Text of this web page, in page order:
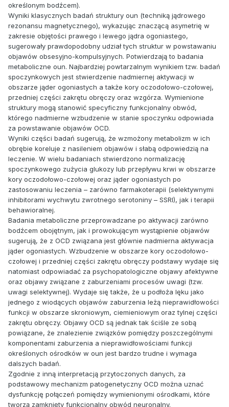
określonym bodźcem).
Wyniki klasycznych badań struktury oun (techniką jądrowego
rezonansu magnetycznego), wykazując znaczącą asymetrię w
zakresie objętości prawego i lewego jądra ogoniastego,
sugerowały prawdopodobny udział tych struktur w powstawaniu
objawów obsesyjno-kompulsyjnych. Potwierdzają to badania
metaboliczne oun. Najbardziej powtarzalnym wynikiem tzw. badań
spoczynkowych jest stwierdzenie nadmiernej aktywacji w
obszarze jąder ogoniastych a także kory oczodołowo-czołowej,
przedniej części zakrętu obręczy oraz wzgórza. Wymienione
struktury mogą stanowić specyficzny funkcjonalny obwód,
którego nadmierne wzbudzenie w stanie spoczynku odpowiada
za powstawanie objawów OCD.
Wyniki części badań sugerują, że wzmożony metabolizm w ich
obrębie koreluje z nasileniem objawów i słabą odpowiedzią na
leczenie. W wielu badaniach stwierdzono normalizację
spoczynkowego zużycia glukozy lub przepływu krwi w obszarze
kory oczodołowo-czołowej oraz jąder ogoniastych po
zastosowaniu leczenia – zarówno farmakoterapii (selektywnymi
inhibitorami wychwytu zwrotnego serotoniny – SSRI), jak i terapii
behawioralnej.
Badania metaboliczne przeprowadzane po aktywacji zarówno
bodźcem obojętnym, jak i prowokującym wystąpienie objawów
sugerują, że z OCD związana jest głównie nadmierna aktywacja
jąder ogoniastych. Wzbudzenie w obszarze kory oczodołowo-
czołowej i przedniej części zakrętu obręczy podstawy wydaje się
natomiast odpowiadać za psychopatologiczne objawy afektywne
oraz objawy związane z zaburzeniami procesów uwagi (tzw.
uwagi selektywnej). Wydaje się także, że u podłoża lęku jako
jednego z wiodących objawów zaburzenia leżą nieprawidłowości
funkcji w obszarze skroniowym, ciemieniowym oraz tylnej części
zakrętu obręczy. Objawy OCD są jednak tak ściśle ze sobą
powiązane, że znalezienie związków pomiędzy poszczególnymi
komponentami zaburzenia a nieprawidłowościami funkcji
określonych ośrodków w oun jest bardzo trudne i wymaga
dalszych badań.
Zgodnie z inną interpretacją przytoczonych danych, za
podstawowy mechanizm patogenetyczny OCD można uznać
dysfunkcję połączeń pomiędzy wymienionymi ośrodkami, które
tworzą zamknięty funkcjonalny obwód neuronalny.